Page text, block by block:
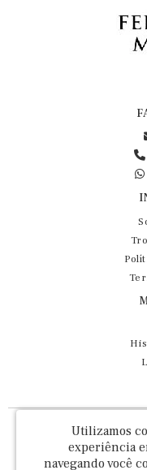
Fernando Maluhy
Rua Dr Euclydes da
Utilizamos
experiência
navegando você